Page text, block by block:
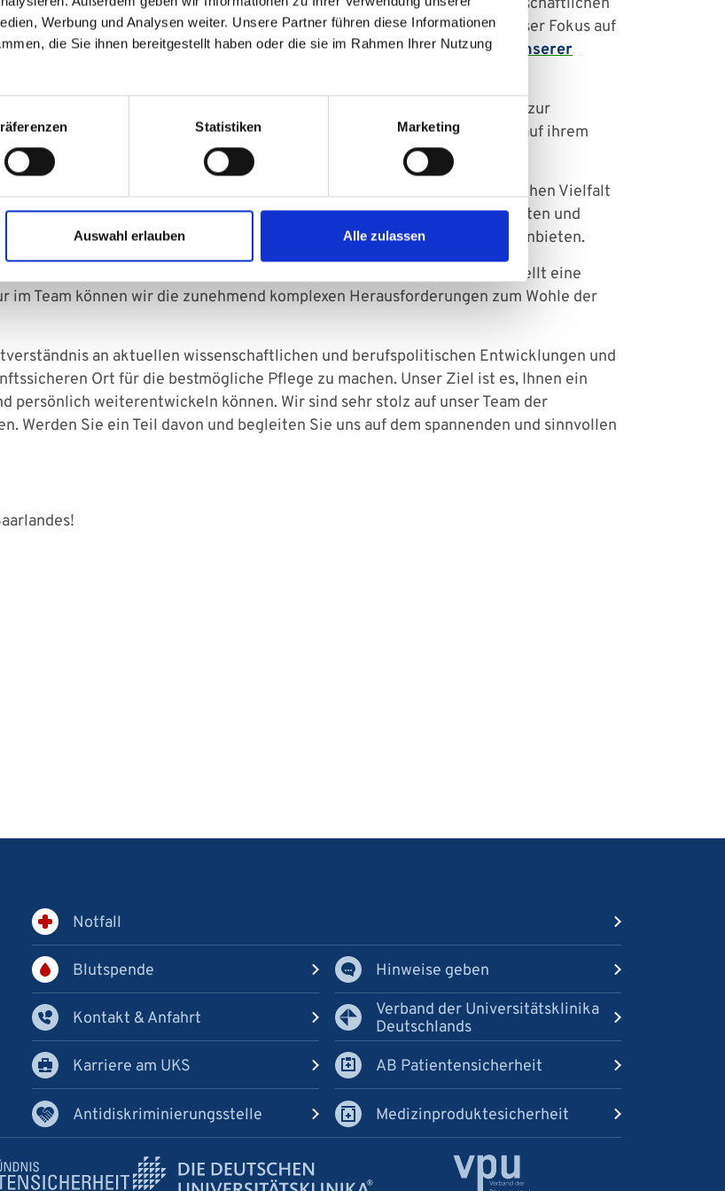
Werbung und Analysen weiter. Unsere Partner führen diese Informationen
die Sie ihnen bereitgestellt haben oder die sie im Rahmen Ihrer Nutzung
Statistiken Marketing
Auswahl erlauben Alle zulassen
und entwickeln. Um eine hohe Pflegequalität zu gewährleisten liegt unser Fokus auf
und beginnt bereits bei derfachlichen und menschlichen Betreuung unserer
bis hin zur
Fortbildung, Fachweiterbildung oder Studiengang, wir unterstützen Sie auf ihrem
die Zukunft der Pflege gestalten.
Führung und individuelle Förderung der Stärken aller Pflegenden. Wir sehen Vielfalt
eine bestmögliche personenzentrierte Pflege zu gewährleisten. Das Halten und
Priorität, weshalb wir unterschiedliche und flexible Arbeitszeitmodelle anbieten.
der eigenen Berufsgruppe hinweg reicht ist für uns elementar und stellt eine
Team können wir die zunehmend komplexen Herausforderungen zum Wohle der
an aktuellen wissenschaftlichen und berufspolitischen Entwicklungen und
Ort für die bestmögliche Pflege zu machen. Unser Ziel ist es, Ihnen ein
persönlich weiterentwickeln können. Wir sind sehr stolz auf unser Team der
Werden Sie ein Teil davon und begleiten Sie uns auf dem spannenden und sinnvollen
Notfall
Blutspende
Kontakt & Anfahrt
Karriere am UKS
Antidiskriminierungsstelle
Hinweise geben
Verband der Universitätsklinika
Deutschlands
AB Patientensicherheit
Medizinproduktesicherheit